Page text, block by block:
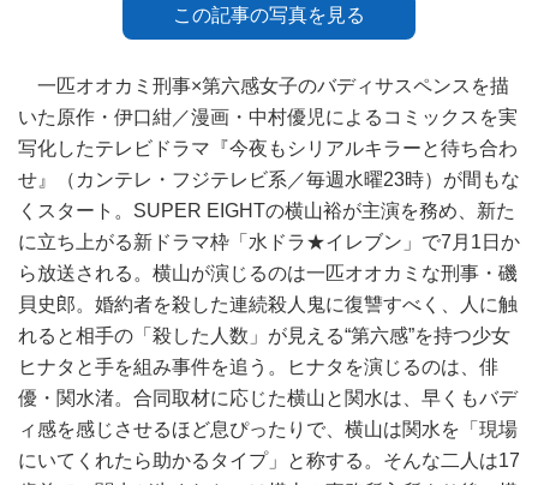
この記事の写真を見る
一匹オオカミ刑事×第六感女子のバディサスペンスを描
いた原作・伊口紺／漫画・中村優児によるコミックスを実
写化したテレビドラマ『今夜もシリアルキラーと待ち合わ
せ』（カンテレ・フジテレビ系／毎週水曜23時）が間もな
くスタート。SUPER EIGHTの横山裕が主演を務め、新た
に立ち上がる新ドラマ枠「水ドラ★イレブン」で7月1日か
ら放送される。横山が演じるのは一匹オオカミな刑事・磯
貝史郎。婚約者を殺した連続殺人鬼に復讐すべく、人に触
れると相手の「殺した人数」が見える“第六感”を持つ少女
ヒナタと手を組み事件を追う。ヒナタを演じるのは、俳
優・関水渚。合同取材に応じた横山と関水は、早くもバデ
ィ感を感じさせるほど息ぴったりで、横山は関水を「現場
にいてくれたら助かるタイプ」と称する。そんな二人は17